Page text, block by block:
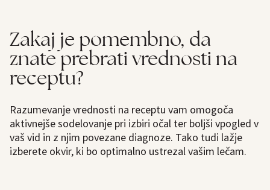
Zakaj je pomembno, da
znate prebrati vrednosti na
receptu?
Razumevanje vrednosti na receptu vam omogoča
aktivnejše sodelovanje pri izbiri očal ter boljši vpogled v
vaš vid in z njim povezane diagnoze. Tako tudi lažje
izberete okvir, ki bo optimalno ustrezal vašim lečam.